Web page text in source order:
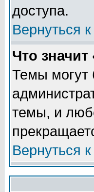
доступа.
Вернуться
Что
Темы могут
темы, и
Вернуться